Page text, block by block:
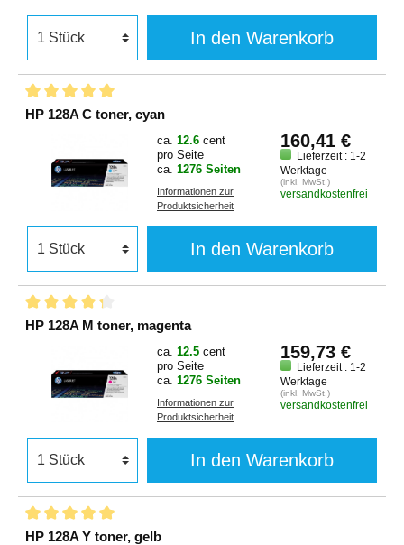
In den Warenkorb
HP 128A C toner, cyan
ca. 12.6 cent
pro Seite
ca. 1276 Seiten
Informationen zur
Produktsicherheit
160,41 €
Lieferzeit : 1-2
Werktage
(inkl. MwSt.)
versandkostenfrei
In den Warenkorb
HP 128A M toner, magenta
ca. 12.5 cent
pro Seite
ca. 1276 Seiten
Informationen zur
Produktsicherheit
159,73 €
Lieferzeit : 1-2
Werktage
(inkl. MwSt.)
versandkostenfrei
In den Warenkorb
HP 128A Y toner, gelb